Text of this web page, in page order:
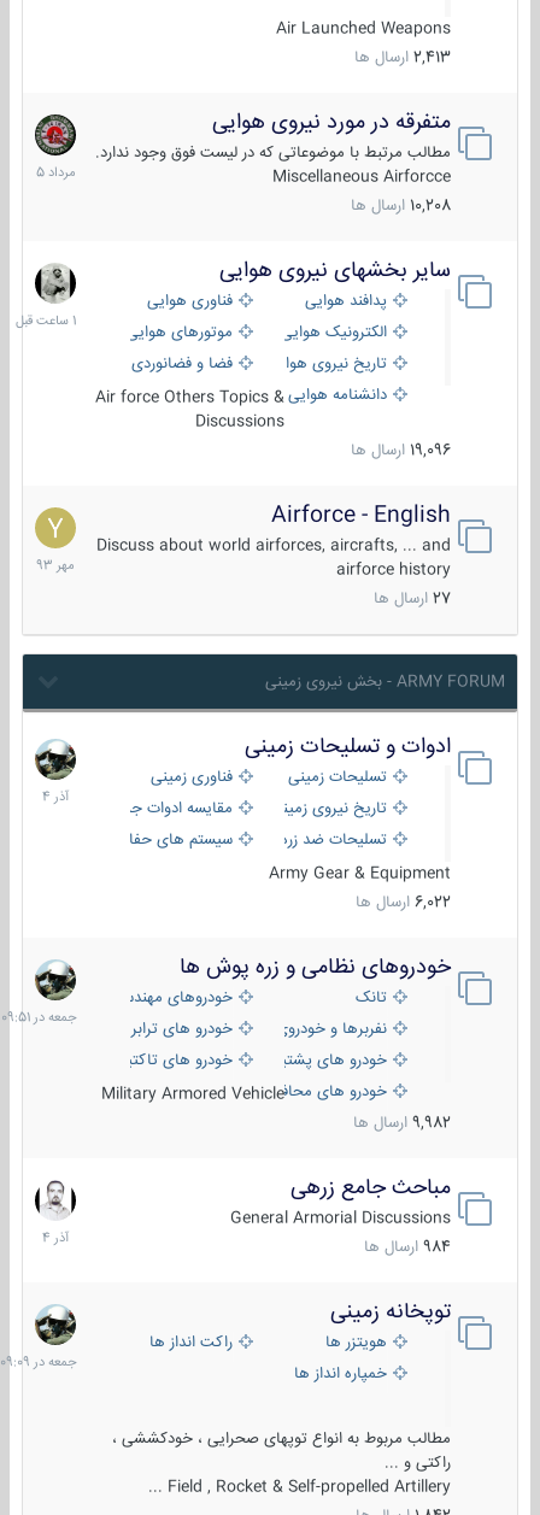
Air Launched Weapons
2,413 ارسال ها
متفرقه در مورد نیروی هوایی
مطالب مرتبط با موضوعاتی که در لیست فوق وجود ندارد.
Miscellaneous Airforcce
10,208 ارسال ها
7
مرداد
1405
سایر بخشهای نیروی هوایی
پدافند هوایی
فناوری هوایی
الکترونیک هوایی
موتورهای هوایی
تاریخ نیروی هوایی
فضا و فضانوردی
دانشنامه هواییAir force Others Topics &
Discussions
19,096 ارسال ها
1
ساعت
قبل
Airforce - English
Discuss about world airforces, aircrafts, ... and
airforce history
27 ارسال ها
15
مهر
1393
ARMY FORUM - بخش نیروی زمینی
ادوات و تسلیحات زمینی
تسلیحات زمینی
فناوری زمینی
تاریخ نیروی زمینی
مقایسه ادوات جنگی
تسلیحات ضد زره
سیستم های حفاظت فعال
Army Gear & Equipment
6,022 ارسال ها
21
آذر
1404
خودروهای نظامی و زره پوش ها
تانک
خودروهای مهندسی
نفربرها و خودروی های رزمی پیاده نظام
خودرو های ترابری نظامی
خودرو های پشتیبانی آتش ، شناسایی و ضد تانک
خودرو های تاکتیکی نظامی
خودرو های محافظت شدهMilitary Armored Vehicle
9,982 ارسال ها
جمعه
در
09:51
مباحث جامع زرهی
General Armorial Discussions
984 ارسال ها
7
آذر
1404
توپخانه زمینی
هویتزر ها
راکت انداز ها
خمپاره انداز ها
مطالب مربوط به انواع توپهای صحرایی ، خودکششی ،
راکتی و ...
Field , Rocket & Self-propelled Artillery ...
جمعه
در
09:09